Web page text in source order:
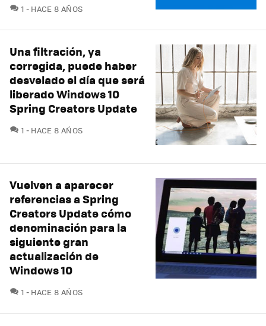
1 COMENTARIOS
HACE 8 AÑOS
Una filtración, ya
corregida, puede haber
desvelado el día que será
liberado Windows 10
Spring Creators Update
1 COMENTARIOS
HACE 8 AÑOS
Vuelven a aparecer
referencias a Spring
Creators Update cómo
denominación para la
siguiente gran
actualización de
Windows 10
1 COMENTARIOS
HACE 8 AÑOS